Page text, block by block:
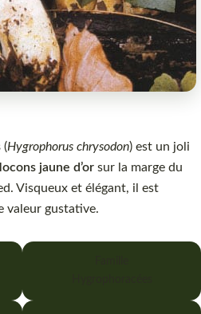
(Hygrophorus chrysodon) est un joli
jaune d’or sur la marge du
Visqueux et élégant, il est
valeur gustative.